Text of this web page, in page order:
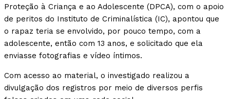
Proteção à Criança e ao Adolescente (DPCA), com o apoio
de peritos do Instituto de Criminalística (IC), apontou que
o rapaz teria se envolvido, por pouco tempo, com a
adolescente, então com 13 anos, e solicitado que ela
enviasse fotografias e vídeo íntimos.
Com acesso ao material, o investigado realizou a
divulgação dos registros por meio de diversos perfis